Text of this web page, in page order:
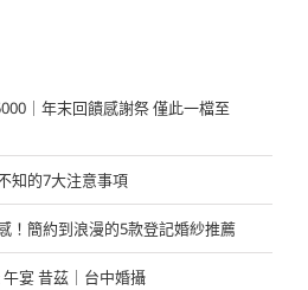
｜年末回饋感謝祭 僅此一檔至
知的7大注意事項
！簡約到浪漫的5款登記婚紗推薦
宴 昔茲｜台中婚攝